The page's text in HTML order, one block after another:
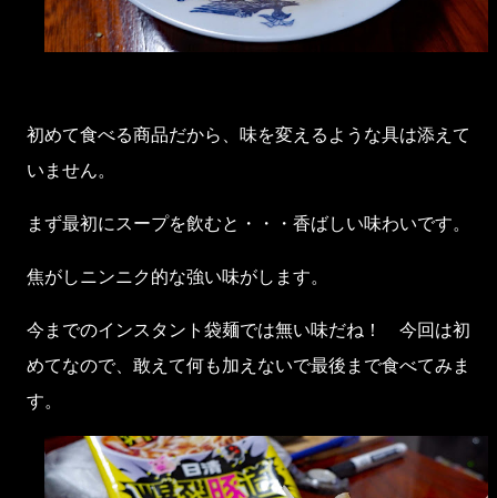
初めて食べる商品だから、味を変えるような具は添えて
いません。
まず最初にスープを飲むと・・・香ばしい味わいです。
焦がしニンニク的な強い味がします。
今までのインスタント袋麺では無い味だね！ 今回は初
めてなので、敢えて何も加えないで最後まで食べてみま
す。